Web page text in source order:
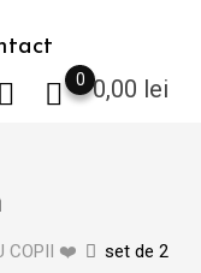
0,00 lei
0
COPII ❤️
set de 2